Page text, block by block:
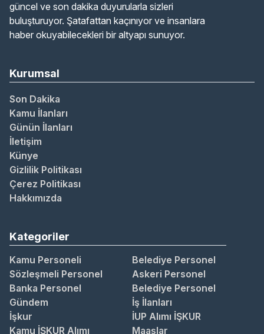
güncel ve son dakika duyurularla sizleri
buluşturuyor. Şatafattan kaçınıyor ve insanlara
haber okuyabilecekleri bir altyapı sunuyor.
Kurumsal
Son Dakika
Kamu İlanları
Günün İlanları
İletişim
Künye
Gizlilik Politikası
Çerez Politikası
Hakkımızda
Kategoriler
Kamu Personeli
Belediye Personel
Sözleşmeli Personel
Askeri Personel
Banka Personel
Belediye Personel
Gündem
İş İlanları
İşkur
İUP Alımı İŞKUR
Kamu İŞKUR Alımı
Maaşlar